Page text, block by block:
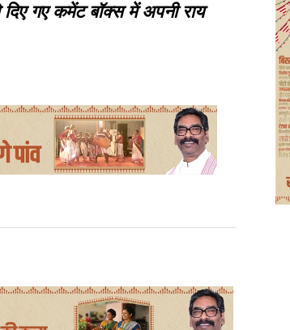
गए कमेंट बॉक्स में अपनी राय